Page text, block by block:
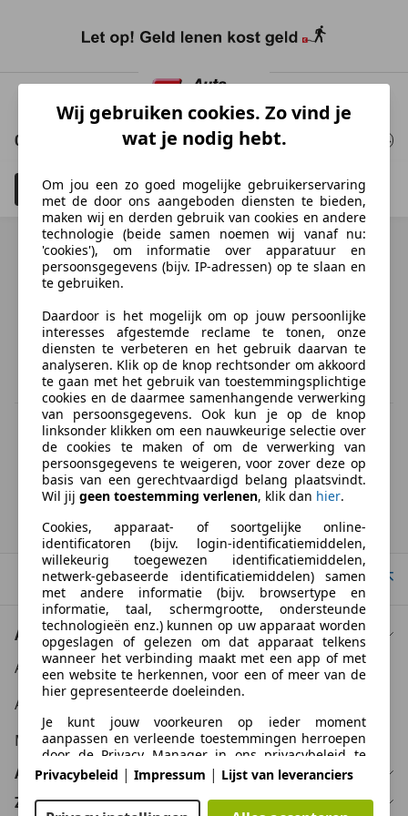
Ga
hoofdinhoud
0 Resultaten voor uw zoekopdracht
Filteren 3 Schadeauto's tonen
Ontdek vergelijkbare voertuigen
Niet precies je zoekopdracht, maar misschien wel de
perfecte match.
BTW verrekenbaar
Specificatie van de fabrikant voor nieuwe voertuigen. Afhankelijk van de
kilometerstand, het rijgedrag, de leeftijd van de batterij en het
laadgedrag, kan de radius van occasies aanzienlijk variëren.
Homepage
Naar boven
Auto kopen
Auto kooptips
Auto zoektips
Meer informatie
Auto verkopen
Zakelijk
Wij gebruiken cookies. Zo vind je
wat je nodig hebt.
Om jou een zo goed mogelijke gebruikerservaring
met de door ons aangeboden diensten te bieden,
maken wij en derden gebruik van cookies en andere
technologie (beide samen noemen wij vanaf nu:
'cookies'), om informatie over apparatuur en
persoonsgegevens (bijv. IP-adressen) op te slaan en
te gebruiken.
Daardoor is het mogelijk om op jouw persoonlijke
interesses afgestemde reclame te tonen, onze
diensten te verbeteren en het gebruik daarvan te
analyseren. Klik op de knop rechtsonder om akkoord
te gaan met het gebruik van toestemmingsplichtige
cookies en de daarmee samenhangende verwerking
van persoonsgegevens. Ook kun je op de knop
linksonder klikken om een nauwkeurige selectie over
de cookies te maken of om de verwerking van
persoonsgegevens te weigeren, voor zover deze op
basis van een gerechtvaardigd belang plaatsvindt.
Wil jij geen toestemming verlenen, klik dan hier.
Cookies, apparaat- of soortgelijke online-
identificatoren (bijv. login-identificatiemiddelen,
willekeurig toegewezen identificatiemiddelen,
netwerk-gebaseerde identificatiemiddelen) samen
met andere informatie (bijv. browsertype en
informatie, taal, schermgrootte, ondersteunde
technologieën enz.) kunnen op uw apparaat worden
opgeslagen of gelezen om dat apparaat telkens
wanneer het verbinding maakt met een app of met
een website te herkennen, voor een of meer van de
hier gepresenteerde doeleinden.
Je kunt jouw voorkeuren op ieder moment
aanpassen en verleende toestemmingen herroepen
door de Privacy Manager in ons privacybeleid te
bezoeken.
Privacybeleid | Impressum | Lijst van leveranciers